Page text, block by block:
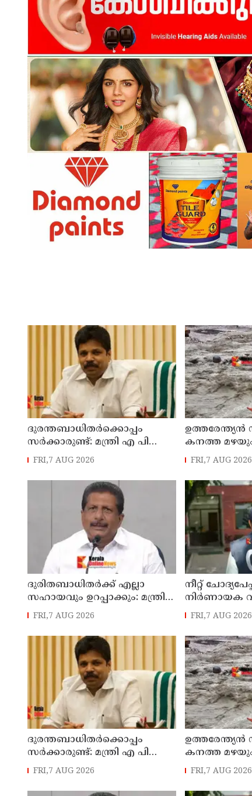
ദുരന്തബാധിതര്‍ക്കൊപ്പം
സര്‍ക്കാരുണ്ട്: മന്ത്രി എ പി
അനില്‍കുമാര്‍
FRI,7 AUG 2026
കനത്ത
FRI,7 AUG 2026
ദുരിതബാധിതർക്ക് എല്ലാ
സഹായവും ഉറപ്പാക്കും: മന്ത്രി
മോൻസ് ജോസഫ്
FRI,7 AUG 2026
നീറ്റ്
നിർണായക
കണ്ടെത്തി
FRI,7 AUG 2026
ദുരന്തബാധിതര്‍ക്കൊപ്പം
സര്‍ക്കാരുണ്ട്: മന്ത്രി എ പി
അനില്‍കുമാര്‍
FRI,7 AUG 2026
കനത്ത
FRI,7 AUG 2026